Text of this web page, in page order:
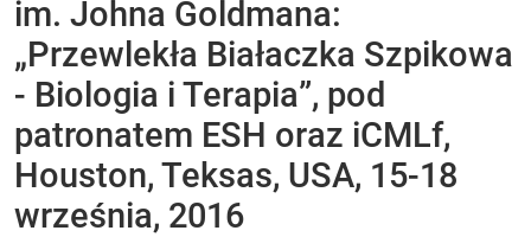
im. Johna Goldmana:
„Przewlekła Białaczka Szpikowa
- Biologia i Terapia”, pod
patronatem ESH oraz iCMLf,
Houston, Teksas, USA, 15-18
września, 2016